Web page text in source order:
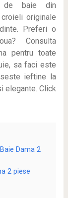
de baie din
originale
Preferi o
Consulta
pentru toate
sa faci este
ieftine la
elegante. Click
Dama 2
2 piese